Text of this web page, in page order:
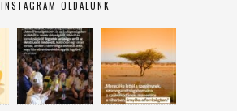
INSTAGRAM OLDALUNK